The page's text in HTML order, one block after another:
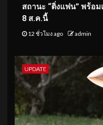
สถานะ “ติ่งแฟน” พร้อ
8 ส.ค.นี้
12 ชั่วโมง ago admin
UPDATE